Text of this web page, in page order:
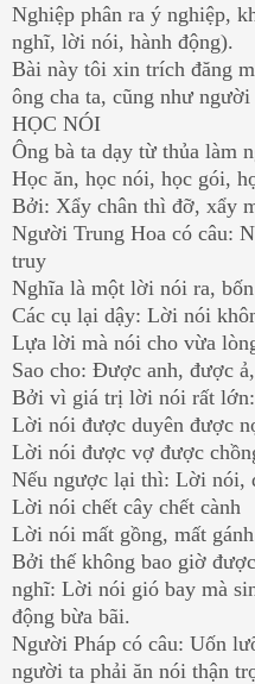
Nghiệp phân ra ý nghiệp,
nghĩ, lời nói, hành động).
Bài này tôi xin trích đăng
ông cha ta, cũng như
HỌC NÓI
Ông bà ta dạy từ thủa làm
Học ăn, học nói, học gói,
Bởi: Xẩy chân thì đỡ, xẩy
Người Trung Hoa có câu:
truy
Nghĩa là một lời nói ra,
Các cụ lại dậy: Lời nói
Lựa lời mà nói cho vừa
Sao cho: Được anh, được
Bởi vì giá trị lời nói rất lớn:
Lời nói được duyên được
Lời nói được vợ được
Nếu ngược lại thì: Lời nói,
Lời nói chết cây chết cành
Lời nói mất gồng, mất
Bởi thế không bao giờ
nghĩ: Lời nói gió bay mà
động bừa bãi.
Người Pháp có câu: Uốn
người ta phải ăn nói thận